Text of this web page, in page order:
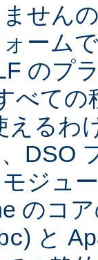
せん
ーム
のプ
べて
えるわ
DSO
ジュ
のコ
) と